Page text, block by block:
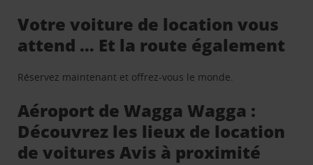
Votre voiture de location vous
attend … Et la route également
Réservez maintenant et offrez-vous le monde.
Aéroport de Wagga Wagga :
Découvrez les lieux de location
de voitures Avis à proximité